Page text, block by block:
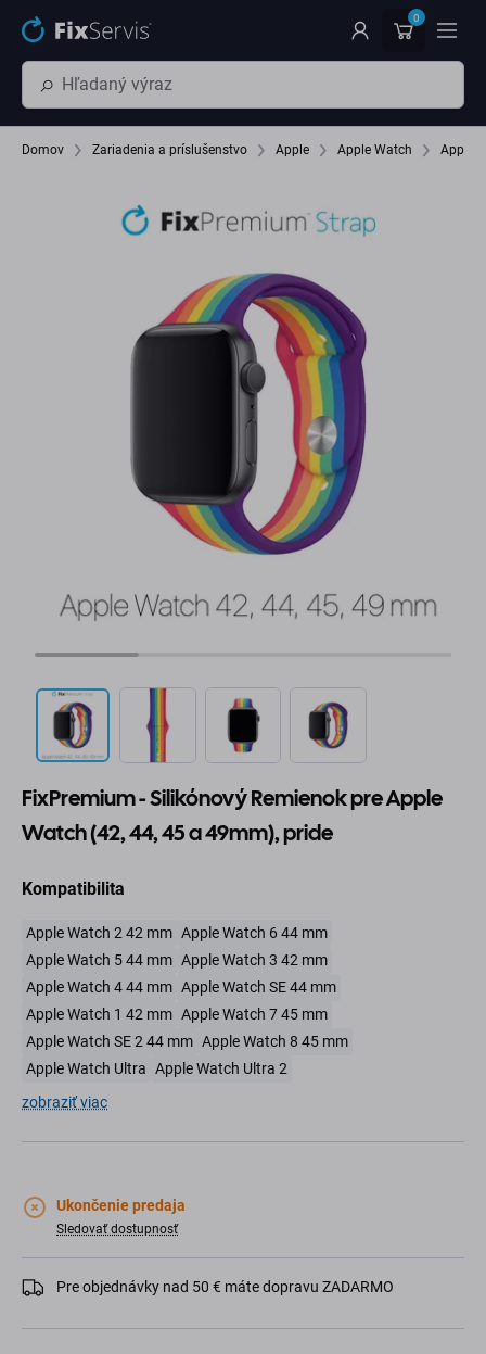
Preskočiť na hlavný obsah 0
Domov Zariadenia a príslušenstvo Apple Apple Watch Apple
FixPremium - Silikónový Remienok pre Apple
Watch (42, 44, 45 a 49mm), pride
Kompatibilita
Apple Watch 2 42 mm Apple Watch 6 44 mm
Apple Watch 5 44 mm Apple Watch 3 42 mm
Apple Watch 4 44 mm Apple Watch SE 44 mm
Apple Watch 1 42 mm Apple Watch 7 45 mm
Apple Watch SE 2 44 mm Apple Watch 8 45 mm
Apple Watch Ultra Apple Watch Ultra 2
zobraziť viac
Ukončenie predaja
Sledovať dostupnosť
Pre objednávky nad 50 € máte dopravu ZADARMO